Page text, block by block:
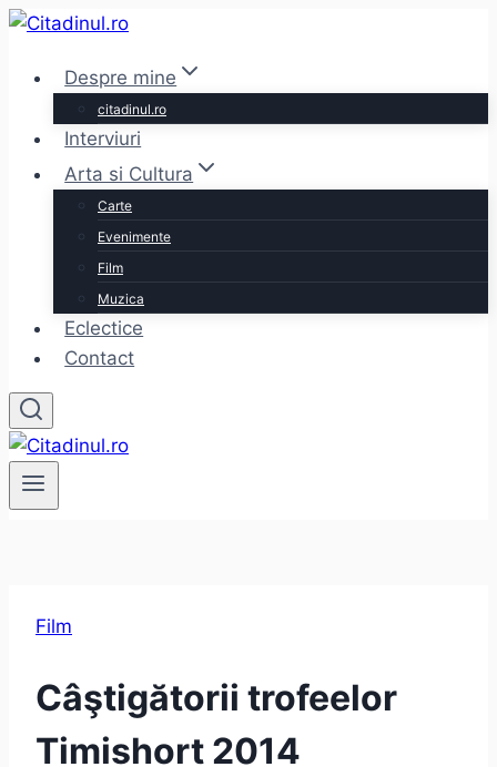
Skip
contentDespre mine
citadinul.ro
Interviuri
Arta si Cultura
Carte
Evenimente
Film
Muzica
Eclectice
Contact
Film
Câştigătorii trofeelor
Timishort 2014